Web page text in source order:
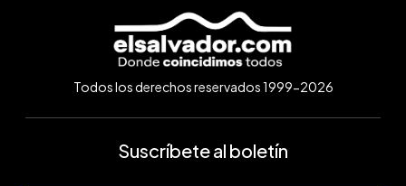
Todos los derechos reservados 1999-2026
Suscríbete al boletín